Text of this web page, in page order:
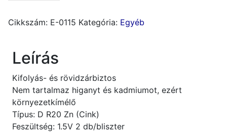
elem
1,5V
2db/csomag
mennyiség
Cikkszám: E-0115 Kategória: Egyéb
Leírás
Kifolyás- és rövidzárbiztos
Nem tartalmaz higanyt és kadmiumot, ezért
környezetkímélő
Típus: D R20 Zn (Cink)
Feszültség: 1.5V 2 db/bliszter